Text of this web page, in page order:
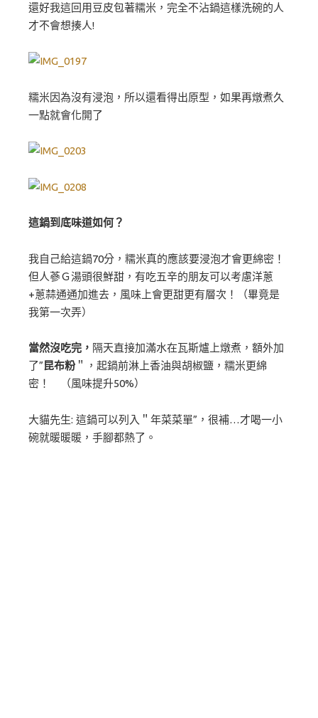
還好我這回用豆皮包著糯米，完全不沾鍋這樣洗碗的人
才不會想揍人!
糯米因為沒有浸泡，所以還看得出原型，如果再燉煮久
一點就會化開了
這鍋到底味道如何？
我自己給這鍋70分，糯米真的應該要浸泡才會更綿密！
但人蔘Ｇ湯頭很鮮甜，有吃五辛的朋友可以考慮洋蔥
+蔥蒜通通加進去，風味上會更甜更有層次！（畢竟是
我第一次弄）
當然沒吃完， 隔天直接加滿水在瓦斯爐上燉煮，額外加
了”昆布粉 ＂，起鍋前淋上香油與胡椒鹽，糯米更綿
密！ （風味提升50%）
大貓先生: 這鍋可以列入＂年菜菜單”，很補…才喝一小
碗就暖暖暖，手腳都熱了。